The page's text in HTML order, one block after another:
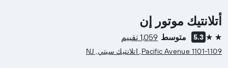
أتلانتيك موتور إن
2 نجمتين 5.3 متوسط 1,059 تقييم
1101-1109 Pacific Avenue, اتلانتيك سيتي, NJ